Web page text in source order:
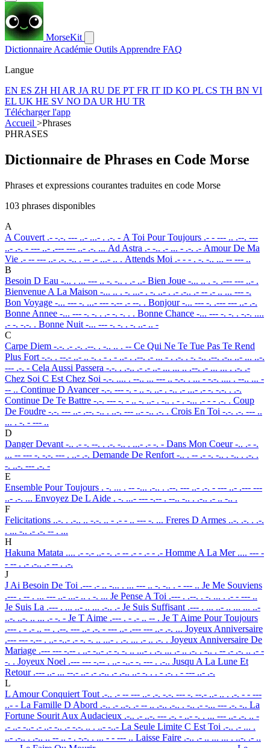
MorseKit
Dictionnaire Académie Outils Apprendre FAQ
Langue
EN ES ZH HI AR JA RU DE PT FR IT ID KO PL CS TH BN VI
EL UK HE SV NO DA UR HU TR
Télécharger l'app
Accueil >Phrases
PHRASES
Dictionnaire de Phrases en Code Morse
Phrases et expressions courantes traduites en code Morse
103 phrases disponibles
A
A Couvert .- -.-. --- ..- ...- . .-. - A Toi Pour Toujours .- - --- .. .--. ---
..- .-. - --- ..- .--- --- ..- .-. ... Ad Astra .- -.. .- ... - .-. .- Amour De Ma
Vie .- -- --- ..- .-. -.. . -- .- ...- .. . Attends Moi .- - - . -. -.. ... -- --- ..
B
Besoin D Eau -... . ... --- .. -. -.. . .- ..- Bien Joue -... .. . -. .--- --- ..- .
Bienvenue A La Maison -... .. . -. ...- . -. ..- . .- .-.. .- -- .- .. ... --- -.
Bon Voyage -... --- -. ...- --- -.-- .- --. . Bonjour-... --- -. .--- --- ..- .-.
Bonne Annee -... --- -. -. . .- -. -. . . Bonne Chance -... --- -. -. . -.-. ....
.- -. -.-. . Bonne Nuit -... --- -. -. . -. ..- .. -
C
Carpe Diem -.-. .- .-. .--. . -.. .. . -- Ce Qui Ne Te Tue Pas Te Rend
Plus Fort -.-. . --.- ..- .. -. . - . - ..- . .--. .- ... - . .-. . -. -.. .--. .-.. ..- ... ..-.
--- .-. - Cela Aussi Passera -.-. . .-.. .- .- ..- ... ... .. .--. .- ... ... . .-. .-
Chez Soi C Est Chez Soi -.-. .... . --.. ... --- .. -.-. . ... - -.-. .... . --.. ... -
-- .. Continue D Avancer-.-. --- -. - .. -. ..- . -.. .- ...- .- -. -.-. . .-.
Continue De Te Battre -.-. --- -. - .. -. ..- . -.. . - . -... .- - - .-. . Coup
De Foudre -.-. --- ..- .--. -.. . ..-. --- ..- -.. .-. . Crois En Toi -.-. .-. --- ..
... . -. - --- ..
D
Danger Devant -.. .- -. --. . .-. -.. . ...- .- -. - Dans Mon Coeur-.. .- -.
... -- --- -. -.-. --- . ..- .-. Demande De Renfort -.. . -- .- -. -.. . -.. . .-. .
-. ..-. --- .-. -
E
Ensemble Pour Toujours . -. ... . -- -... .-.. . .--. --- ..- .-. - --- ..- .--- ---
..- .-. ... Envoyez De L Aide . -. ...- --- -.-- . --.. -.. . .-.. .- .. -.. .
F
Felicitations ..-. . .-.. .. -.-. .. - .- - .. --- -. ... Freres D Armes ..-. .-. . .-.
. ... -.. .- .-. -- . ...
H
Hakuna Matata .... .- -.- ..- -. .- -- .- - .- - .- Homme A La Mer .... --- -
- -- . .- .-.. .- -- . .-.
J
J Ai Besoin De Toi .--- .- .. -... . ... --- .. -. -.. . - --- .. Je Me Souviens
.--- . -- . ... --- ..- ...- .. . -. ... Je Pense A Toi .--- . .--. . -. ... . .- - --- ..
Je Suis La .--- . ... ..- .. ... .-.. .- Je Suis Suffisant .--- . ... ..- .. ... ... ..-
..-. ..-. .. ... .- -. - Je T Aime .--- . - .- .. -- . Je T Aime Pour Toujours
.--- . - .- .. -- . .--. --- ..- .-. - --- ..- .--- --- ..- .-. ... Joyeux Anniversaire
.--- --- -.-- . ..- -..- .- -. -. .. ...- . .-. ... .- .. .-. . Joyeux Anniversaire De
Mariage .--- --- -.-- . ..- -..- .- -. -. .. ...- . .-. ... .- .. .-. . -.. . -- .- .-. .. .- -
-. . Joyeux Noel .--- --- -.-- . ..- -..- -. --- . .-.. Jusqu A La Lune Et
Retour .--- ..- ... --.- ..- .- .-.. .- .-.. ..- -. . . - .-. . - --- ..- .-.
L
L Amour Conquiert Tout .-.. .- -- --- ..- .-. -.-. --- -. --.- ..- .. . .-. - - ---
..- - La Famille D Abord .-.. .- ..-. .- -- .. .-.. .-.. . -.. .- -... --- .-. -.. La
Fortune Sourit Aux Audacieux .-.. .- ..-. --- .-. - ..- -. . ... --- ..- .-. .. -
.- ..- -..- .- ..- -.. .- -.-. .. . ..- -..- La Seule Limite C Est Toi .-.. .- ... .
..- .-.. . .-.. .. -- .. - . -.-. . ... - - --- .. Laisse Faire .-.. .- .. ... ... . ..-. .- ..